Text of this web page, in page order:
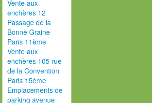
Vente aux
enchères 12
Passage de la
Bonne Graine
Paris 11ème
Vente aux
enchères 105 rue
de la Convention
Paris 15ème
Emplacements de
parking avenue